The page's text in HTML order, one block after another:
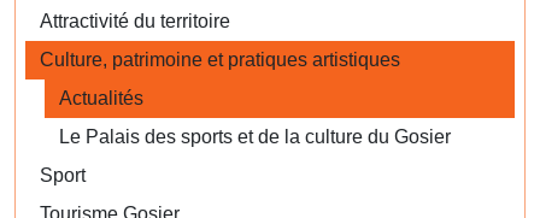
Attractivité du territoire
Culture, patrimoine et pratiques artistiques
Actualités
Le Palais des sports et de la culture du Gosier
Sport
Tourisme Gosier